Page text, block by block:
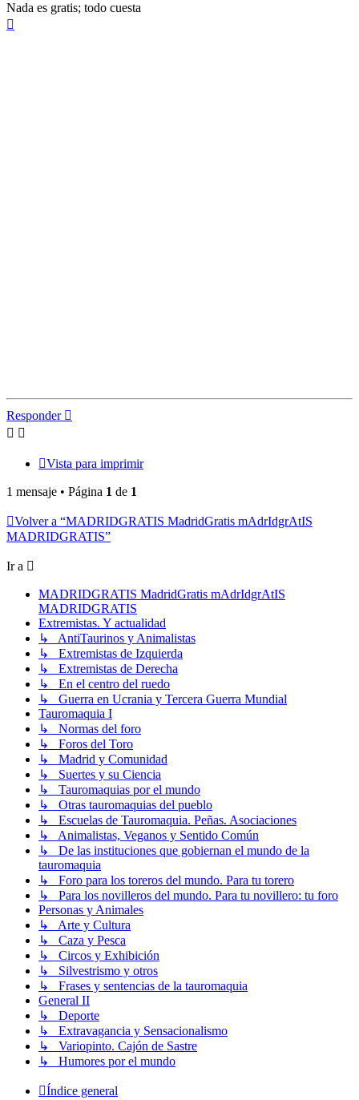
Nada es gratis; todo cuesta
Responder
Vista para imprimir
1 mensaje • Página 1 de 1
Volver a “MADRIDGRATIS MadridGratis mAdrIdgrAtIS
MADRIDGRATIS”
Ir a
MADRIDGRATIS MadridGratis mAdrIdgrAtIS
MADRIDGRATIS
Extremistas. Y actualidad
↳ AntiTaurinos y Animalistas
↳ Extremistas de Izquierda
↳ Extremistas de Derecha
↳ En el centro del ruedo
↳ Guerra en Ucrania y Tercera Guerra Mundial
Tauromaquia I
↳ Normas del foro
↳ Foros del Toro
↳ Madrid y Comunidad
↳ Suertes y su Ciencia
↳ Tauromaquias por el mundo
↳ Otras tauromaquias del pueblo
↳ Escuelas de Tauromaquia. Peñas. Asociaciones
↳ Animalistas, Veganos y Sentido Común
↳ De las instituciones que gobiernan el mundo de la
tauromaquia
↳ Foro para los toreros del mundo. Para tu torero
↳ Para los novilleros del mundo. Para tu novillero: tu foro
Personas y Animales
↳ Arte y Cultura
↳ Caza y Pesca
↳ Circos y Exhibición
↳ Silvestrismo y otros
↳ Frases y sentencias de la tauromaquia
General II
↳ Deporte
↳ Extravagancia y Sensacionalismo
↳ Variopinto. Cajón de Sastre
↳ Humores por el mundo
Índice general